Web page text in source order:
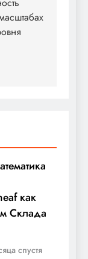
как
Склада
спустя